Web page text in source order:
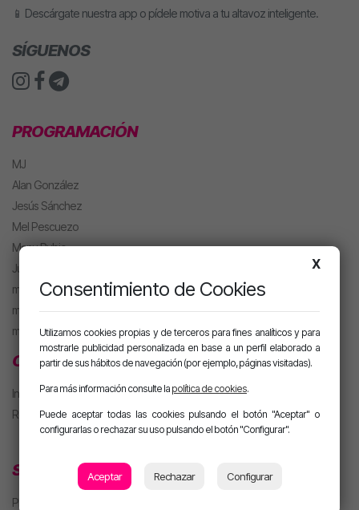
📱 Descárgate nuestra app o pídele motiva a tu altavoz inteligente.
SÍGUENOS
PROGRAMACIÓN
MJ
Alan González
Jesús Sánchez
Mel Pescuezo
Manu Rubio
Juanma Arriaza
motiva HOT
motiva PARTY con Alan
m. PARTY Extended
CLUB MOTIVA
Iniciar sesión
Regístrate
SECCIONES
Playlist
X
Consentimiento de Cookies
Utilizamos cookies propias y de terceros para fines analíticos y para
mostrarle publicidad personalizada en base a un perfil elaborado a
partir de sus hábitos de navegación (por ejemplo, páginas visitadas).
Para más información consulte la política de cookies.
Puede aceptar todas las cookies pulsando el botón "Aceptar" o
configurarlas o rechazar su uso pulsando el botón "Configurar".
Aceptar Rechazar Configurar